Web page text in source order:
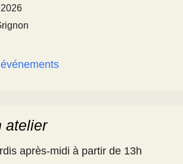
atelier
après-midi à partir de 13h